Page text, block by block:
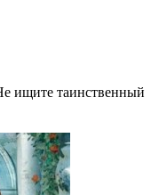
ищите таинственный